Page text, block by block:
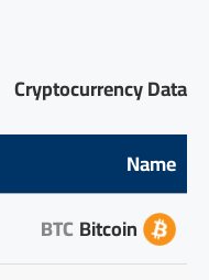
Cryptocurrency Data
Name
Bitcoin
BTC